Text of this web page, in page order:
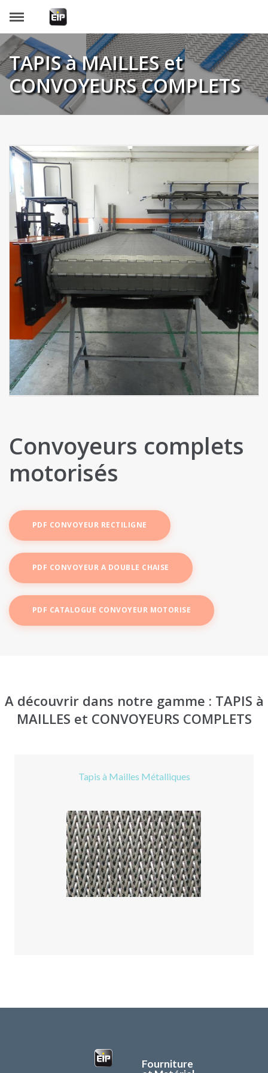
Panneau de gestion des cookies
TAPIS à MAILLES et
CONVOYEURS COMPLETS
Convoyeurs complets
motorisés
PDF CONVOYEUR RECTILIGNE
PDF CONVOYEUR A DOUBLE CHAISE
PDF CATALOGUE CONVOYEUR MOTORISE
A découvrir dans notre gamme : TAPIS à
MAILLES et CONVOYEURS COMPLETS
Tapis à Mailles Métalliques
Fourniture